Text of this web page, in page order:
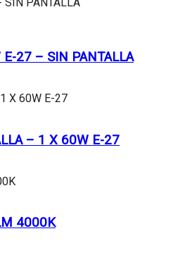
E-27 – SIN PANTALLA
– 1 X 60W E-27
4000K